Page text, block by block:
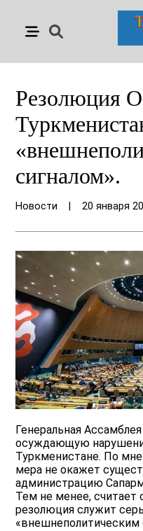
Резолюция
сигналом».
Новости 20 января
Генеральная
осуждающую
Туркменистане. По
мера не окажет
администрацию
Тем не менее, считает
резолюция служит
«внешнеполитическим